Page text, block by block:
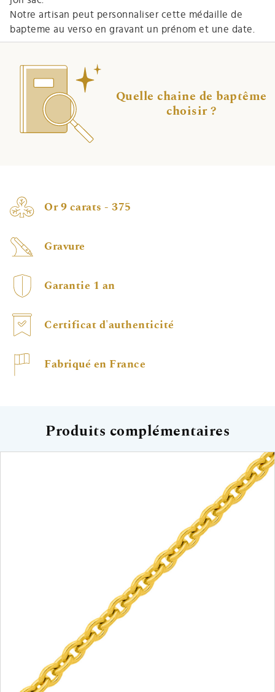
Notre artisan peut personnaliser cette médaille de
bapteme au verso en gravant un prénom et une date.
Quelle chaine de baptême
choisir ?
Or 9 carats - 375
Gravure
Garantie 1 an
Certificat d'authenticité
Fabriqué en France
Produits complémentaires